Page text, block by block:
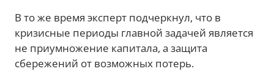
В то же время эксперт подчеркнул, что в
кризисные периоды главной задачей является
не приумножение капитала, а защита
сбережений от возможных потерь.